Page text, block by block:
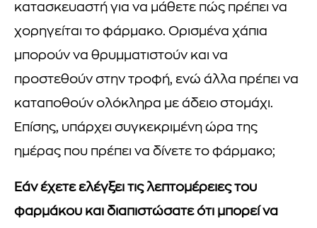
κατασκευαστή για να μάθετε πώς πρέπει να
χορηγείται το φάρμακο. Ορισμένα χάπια
μπορούν να θρυμματιστούν και να
προστεθούν στην τροφή, ενώ άλλα πρέπει να
καταποθούν ολόκληρα με άδειο στομάχι.
Επίσης, υπάρχει συγκεκριμένη ώρα της
ημέρας που πρέπει να δίνετε το φάρμακο;
Εάν έχετε ελέγξει τις λεπτομέρειες του
φαρμάκου και διαπιστώσατε ότι μπορεί να